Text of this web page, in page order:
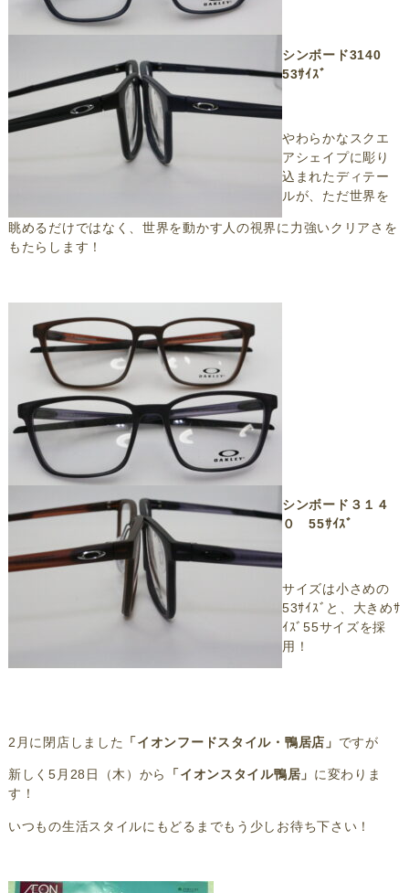
シンボード3140
53ｻｲｽﾞ
やわらかなスクエ
アシェイプに彫り
込まれたディテー
ルが、ただ世界を
眺めるだけではなく、世界を動かす人の視界に力強いクリアさを
もたらします！
シンボード３１４
０ 55ｻｲｽﾞ
サイズは小さめの
53ｻｲｽﾞと、大きめｻ
ｲｽﾞ55サイズを採
用！
2月に閉店しました 「イオンフードスタイル・鴨居店」 ですが
新しく5月28日（木）から 「イオンスタイル鴨居」 に変わりま
す！
いつもの生活スタイルにもどるまでもう少しお待ち下さい！